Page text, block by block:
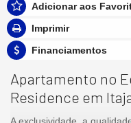
Adicionar aos
Imprimir
Financiamentos
Apartamento no
Residence em